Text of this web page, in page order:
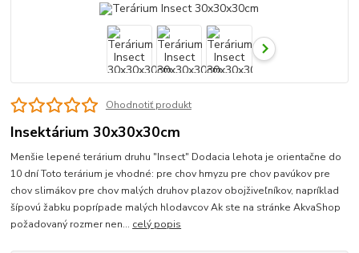
Ohodnotiť produkt
Insektárium 30x30x30cm
Menšie lepené terárium druhu "Insect" Dodacia lehota je orientačne do
10 dní Toto terárium je vhodné: pre chov hmyzu pre chov pavúkov pre
chov slimákov pre chov malých druhov plazov obojživeľníkov, napríklad
šípovú žabku poprípade malých hlodavcov Ak ste na stránke AkvaShop
požadovaný rozmer nen... celý popis